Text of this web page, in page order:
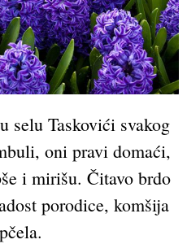
selu Taskovići svakog
oni pravi domaći,
i mirišu. Čitavo brdo
porodice, komšija